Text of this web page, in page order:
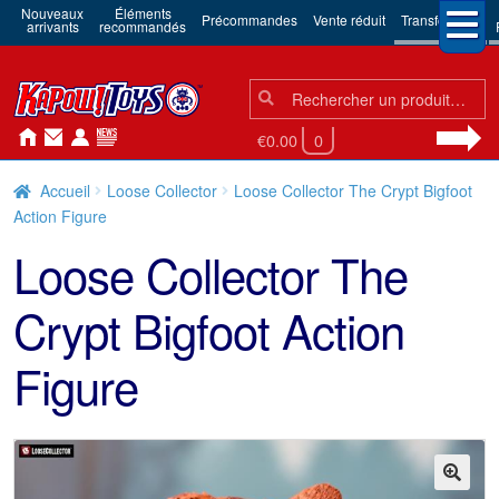
Nouveaux
arrivants
Éléments
recommandés Précommandes Vente réduit Transformers
Chercher:
Chercher
€0.00 0
Accueil Loose Collector
Loose Collector The Crypt Bigfoot
Action Figure
Loose Collector The
Crypt Bigfoot Action
Figure